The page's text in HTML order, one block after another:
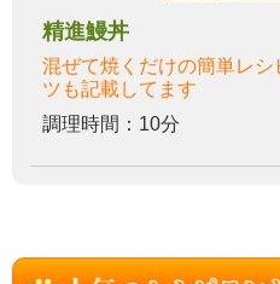
精進鰻丼
混ぜて焼くだけの簡単レシ
ツも記載してます
調理時間：10分